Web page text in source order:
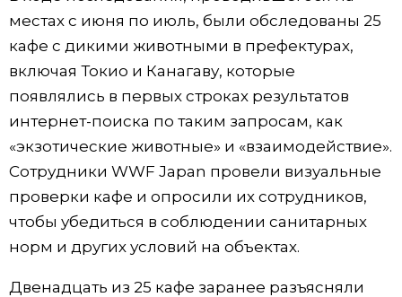
Экономика
Общество
Культура
Жизнь
Технологии
Токио
Семья
Еда и напитки
местах с июня по июль, были обследованы 25
кафе с дикими животными в префектурах,
включая Токио и Канагаву, которые
появлялись в первых строках результатов
интернет-поиска по таким запросам, как
«экзотические животные» и «взаимодействие».
Сотрудники WWF Japan провели визуальные
проверки кафе и опросили их сотрудников,
чтобы убедиться в соблюдении санитарных
норм и других условий на объектах.
Двенадцать из 25 кафе заранее разъясняли